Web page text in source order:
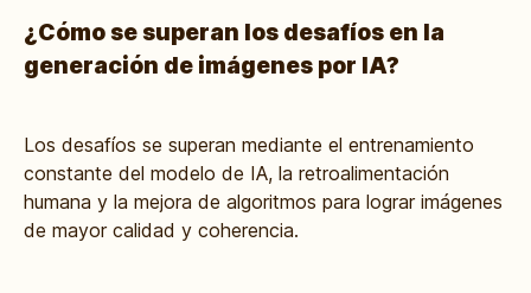
¿Cómo se superan los desafíos en la
generación de imágenes por IA?
Los desafíos se superan mediante el entrenamiento
constante del modelo de IA, la retroalimentación
humana y la mejora de algoritmos para lograr imágenes
de mayor calidad y coherencia.